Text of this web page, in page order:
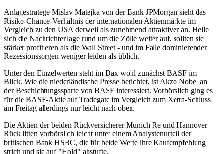
Anlagestratege Mislav Matejka von der Bank JPMorgan sieht das
Risiko-Chance-Verhältnis der internationalen Aktienmärkte im
Vergleich zu den USA derweil als zunehmend attraktiver an. Helle
sich die Nachrichtenlage rund um die Zölle weiter auf, sollten sie
stärker profitieren als die Wall Street - und im Falle dominierender
Rezessionssorgen weniger leiden als üblich.
Unter den Einzelwerten steht im Dax wohl zunächst BASF im
Blick. Wie die niederländische Presse berichtet, ist Akzo Nobel an
der Beschichtungssparte von BASF interessiert. Vorbörslich ging es
für die BASF-Aktie auf Tradegate im Vergleich zum Xetra-Schluss
am Freitag allerdings nur leicht nach oben.
Die Aktien der beiden Rückversicherer Munich Re und Hannover
Rück litten vorbörslich leicht unter einem Analystenurteil der
britischen Bank HSBC, die für beide Werte ihre Kaufempfehlung
strich und sie auf "Hold" abstufte.